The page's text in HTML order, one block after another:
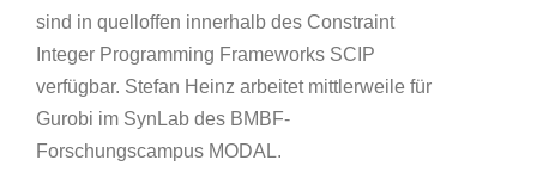
sind in quelloffen innerhalb des Constraint
Integer Programming Frameworks SCIP
verfügbar. Stefan Heinz arbeitet mittlerweile für
Gurobi im SynLab des BMBF-
Forschungscampus MODAL.